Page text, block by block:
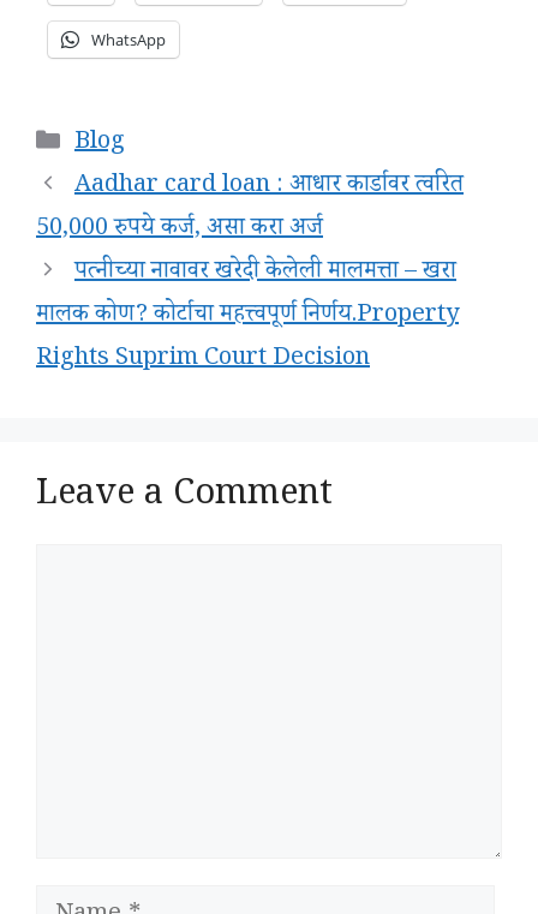
WhatsApp
Categories
Blog
Aadhar card loan : आधार कार्डावर त्वरित
50,000 रुपये कर्ज, असा करा अर्ज
पत्नीच्या नावावर खरेदी केलेली मालमत्ता – खरा
मालक कोण? कोर्टाचा महत्त्वपूर्ण निर्णय.Property
Rights Suprim Court Decision
Leave a Comment
Name